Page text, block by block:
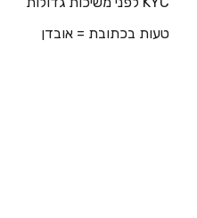
טעות בכתובת = אובדן